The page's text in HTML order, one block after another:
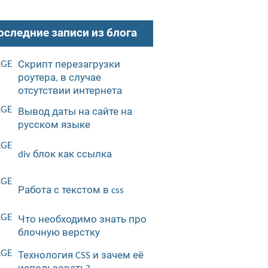
записи из блога
Скрипт перезагрузки
роутера, в случае
отсутствии интернета
Вывод даты на сайте на
русском языке
div блок как ссылка
Работа с текстом в css
Что необходимо знать про
блочную верстку
Технология CSS и зачем её